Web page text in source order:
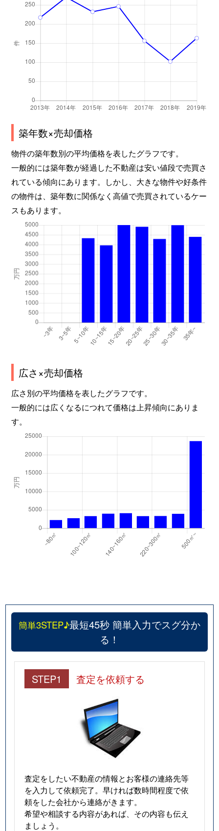
築年数×売却価格
物件の築年数別の平均価格を表したグラフです。
一般的には築年数が経過した不動産は安い値段で売買さ
れている傾向にあります。しかし、大きな物件や好条件
の物件は、築年数に関係なく高値で売買されているケー
スもあります。
広さ×売却価格
広さ別の平均価格を表したグラフです。
一般的には広くなるにつれて価格は上昇傾向にありま
す。
簡単3STEP♪最短45秒 簡単入力でスグ分か
る！
STEP1 査定を依頼する
査定をしたい不動産の情報とお客様の連絡先等
を入力して依頼完了。早ければ数時間程度で依
頼をした会社から連絡がきます。
希望や相談する内容があれば、その内容も伝え
ましょう。